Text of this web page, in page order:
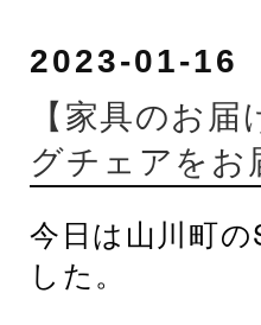
2023-01-16
【家具のお
グチェアをお
今日は山川町
した。